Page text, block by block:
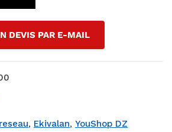
DEVIS PAR E-MAIL
, Ekivalan, YouShop DZ